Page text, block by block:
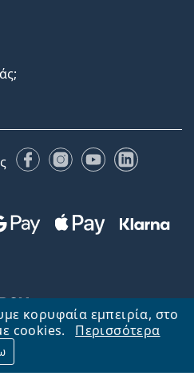
κορυφαία εμπειρία, στο
cookies.
Περισσότερα
FacebookInstagram
YouTubeLinkedIn
σελίδα